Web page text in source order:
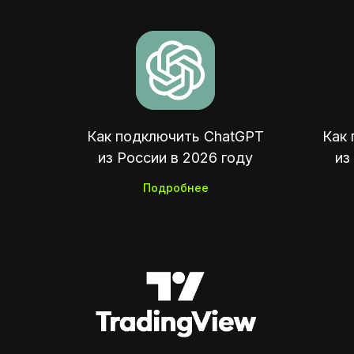
Как подключить ChatGPT
из России в 2026 году
Подробнее
Как